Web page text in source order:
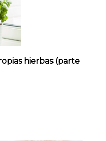
hierbas (parte